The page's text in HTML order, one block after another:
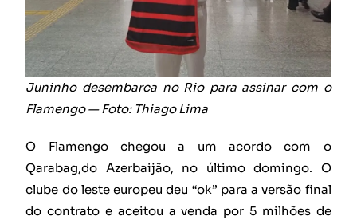
Juninho desembarca no Rio para assinar com o
Flamengo — Foto: Thiago Lima
O Flamengo chegou a um acordo com o
Qarabag,do Azerbaijão, no último domingo. O
clube do leste europeu deu “ok” para a versão final
do contrato e aceitou a venda por 5 milhões de